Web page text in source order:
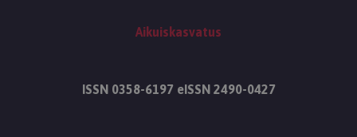
Aikuiskasvatus
ISSN 0358-6197 eISSN 2490-0427